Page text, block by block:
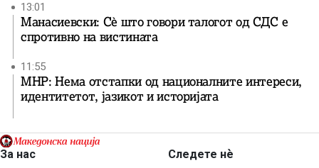
13:01
Манасиевски: Сè што говори талогот од СДС е
спротивно на вистината
11:55
МНР: Нема отстапки од националните интереси,
идентитетот, јазикот и историјата
За нас
Следете нѐ